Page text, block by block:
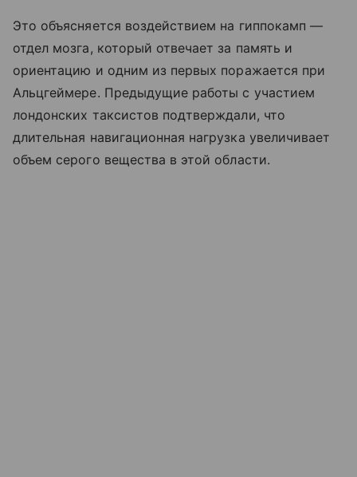
Это объясняется воздействием на гиппокамп —
отдел мозга, который отвечает за память и
ориентацию и одним из первых поражается при
Альцгеймере. Предыдущие работы с участием
лондонских таксистов подтверждали, что
длительная навигационная нагрузка увеличивает
объем серого вещества в этой области.